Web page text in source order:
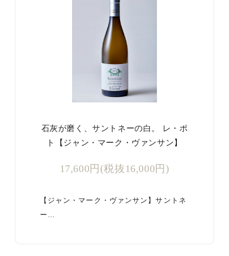
石灰が磨く、サントネーの白。 レ・ポ
ト【ジャン・マーク・ヴァンサン】
17,600円(税抜16,000円)
【ジャン・マーク・ヴァンサン】サントネ
ー…